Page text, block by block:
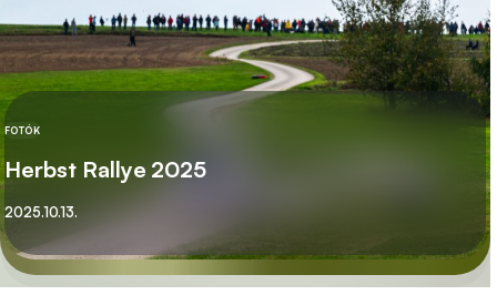
KATEGÓRIA
FOTÓK
Herbst Rallye 2025
Közzétett
2025.10.13.